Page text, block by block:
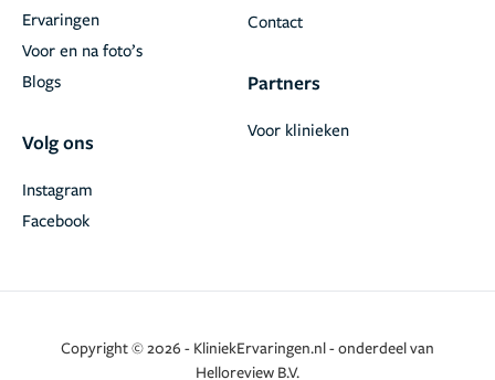
Ervaringen
Voor en na foto’s
Blogs
Volg ons
Facebook
Instagram
Contact
Partners
Voor klinieken
Copyright © 2026 - KliniekErvaringen.nl - onderdeel van
Helloreview B.V.